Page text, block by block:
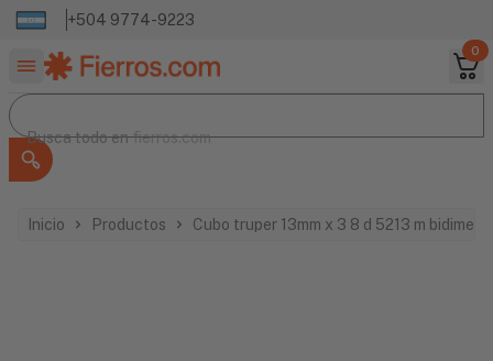
+504 9774-9223
0
Buscar productos
Busca todo en
Busca todo enfierros.com
Inicio Productos Cubo truper 13mm x 3 8 d 5213 m